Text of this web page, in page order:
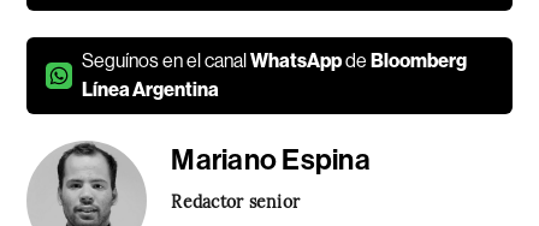
Seguínos en el canalWhatsAppdeBloomberg
Línea Argentina
Mariano Espina
Redactor senior